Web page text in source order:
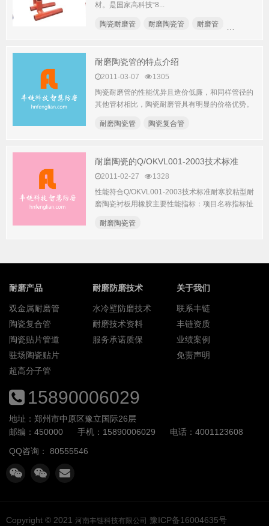
材。是国家高科技“8...
陶瓷耐磨管 耐磨陶瓷管 耐磨管
耐磨陶瓷管的特点介绍
2011-03-07
1305
陶瓷耐磨管的性能优异且造价低廉，和同样管径的
其他管材相比，陶瓷耐磨管具有明显的价格优势。
耐磨陶瓷管
陶瓷复合管
耐磨陶瓷的Q/OKVL001-2003技术标准
2011-02-27
1328
性能符合Q/OKVL001-2003技术标准耐寒胶粘型耐
磨陶瓷衬板用橡胶主要性能指标：项目名称指标扯
耐磨陶瓷管
耐磨产品
双金属耐磨管
陶瓷复合管
陶瓷贴片管道
驻场陶瓷贴片
超高分子管
耐磨防磨技术
水冷壁防磨技术
耐磨技术资料
服务承诺质保
关于我们
联系丰链
丰链资质
业绩案例
免责声明
15890006029
地址：郑州市中原区豫立国际26层
邮编：450000
手机：15890006029
电话：4001123608
QQ咨询： 80555546
Copyright © 2021 河南丰链科技有限公司 豫ICP备16004635号